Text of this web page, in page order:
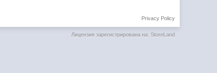
Privacy Policy
Лицензия зарегистрирована на: StoreLand